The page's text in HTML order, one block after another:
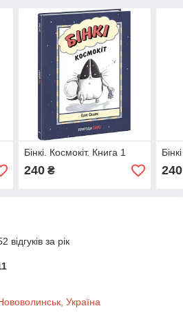
Бінкі. Космокіт. Книга 1
240₴ 240
за рік
Україна